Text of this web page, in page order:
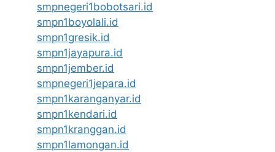
smpnegeri1bobotsari.id
smpn1boyolali.id
smpn1gresik.id
smpn1jayapura.id
smpn1jember.id
smpnegeri1jepara.id
smpn1karanganyar.id
smpn1kendari.id
smpn1kranggan.id
smpn1lamongan.id